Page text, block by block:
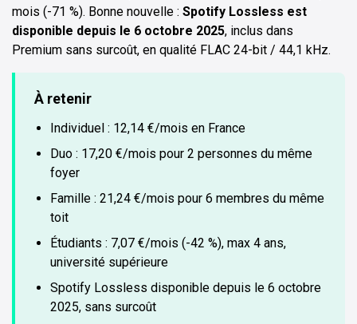
mois (-71 %). Bonne nouvelle : Spotify Lossless est
disponible depuis le 6 octobre 2025, inclus dans
Premium sans surcoût, en qualité FLAC 24-bit / 44,1 kHz.
À retenir
Individuel : 12,14 €/mois en France
Duo : 17,20 €/mois pour 2 personnes du même
foyer
Famille : 21,24 €/mois pour 6 membres du même
toit
Étudiants : 7,07 €/mois (-42 %), max 4 ans,
université supérieure
Spotify Lossless disponible depuis le 6 octobre
2025, sans surcoût